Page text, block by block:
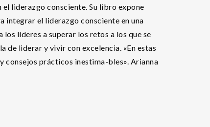
liderazgo consciente. Su libro expone
integrar el liderazgo consciente en una
líderes a superar los retos a los que se
de liderar y vivir con excelencia. «En estas
consejos prácticos inestima-bles». Arianna